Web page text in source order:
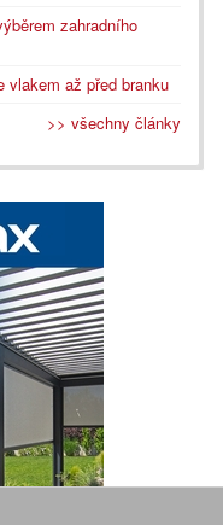
zahradního
vlakem až před branku
>> všechny články